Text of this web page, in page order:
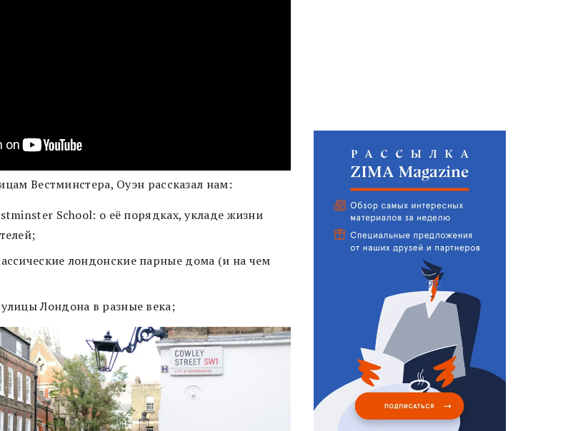
Вестминстера, Оуэн рассказал нам:
School: о её порядках, укладе жизни
лондонские парные дома (и на чем
Лондона в разные века;